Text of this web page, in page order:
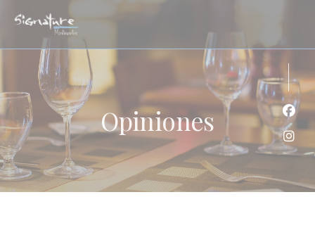
Opiniones